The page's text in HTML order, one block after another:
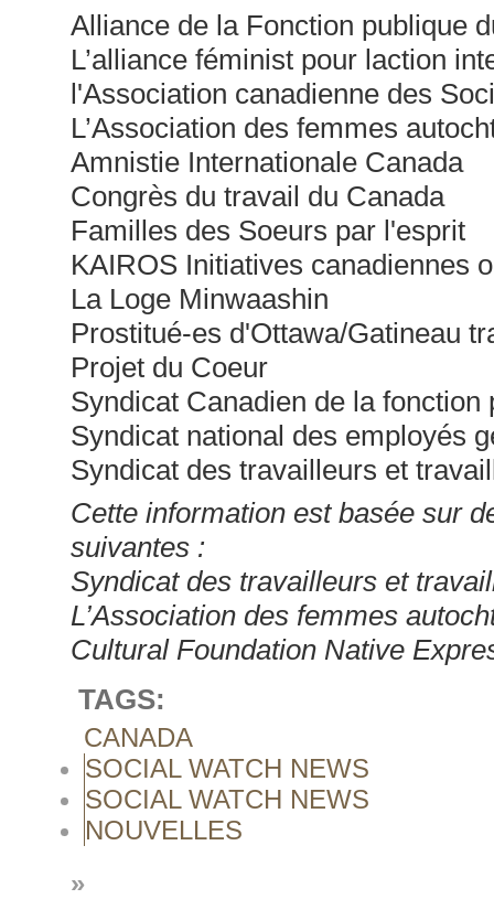
Alliance de la Fonction publique
L’alliance féminist pour laction
l'Association canadienne des
L’Association des femmes
Amnistie Internationale Canada
Congrès du travail du Canada
Familles des Soeurs par l'esprit
KAIROS Initiatives canadiennes
La Loge Minwaashin
Prostitué-es d'Ottawa/Gatineau
Projet du Coeur
Syndicat Canadien de la fonction
Syndicat national des employés
Syndicat des travailleurs et
Cette information est basée sur
suivantes :
Syndicat des travailleurs et
L’Association des femmes
Cultural Foundation Native
TAGS:
CANADA
SOCIAL WATCH NEWS
SOCIAL WATCH NEWS
NOUVELLES
»